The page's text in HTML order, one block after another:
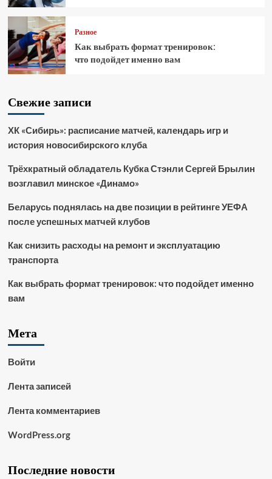
Разное
Как выбрать формат тренировок:
что подойдет именно вам
Свежие записи
ХК «Сибирь»: расписание матчей, календарь игр и
история новосибирского клуба
Трёхкратный обладатель Кубка Стэнли Сергей Брылин
возглавил минское «Динамо»
Беларусь поднялась на две позиции в рейтинге УЕФА
после успешных матчей клубов
Как снизить расходы на ремонт и эксплуатацию
транспорта
Как выбрать формат тренировок: что подойдет именно
вам
Мета
Войти
Лента записей
Лента комментариев
WordPress.org
Последние новости